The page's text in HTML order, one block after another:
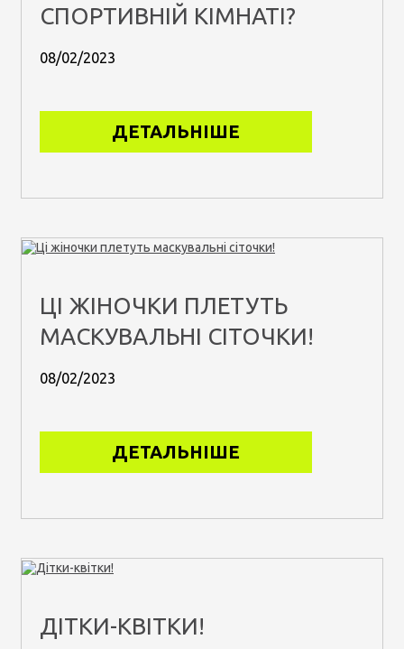
СПОРТИВНІЙ КІМНАТІ?
08/02/2023
ДЕТАЛЬНІШЕ
ЦІ ЖІНОЧКИ ПЛЕТУТЬ
МАСКУВАЛЬНІ СІТОЧКИ!
08/02/2023
ДЕТАЛЬНІШЕ
ДІТКИ-КВІТКИ!